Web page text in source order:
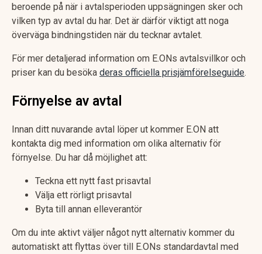
beroende på när i avtalsperioden uppsägningen sker och
vilken typ av avtal du har. Det är därför viktigt att noga
överväga bindningstiden när du tecknar avtalet.
För mer detaljerad information om E.ONs avtalsvillkor och
priser kan du besöka deras officiella prisjämförelseguide.
Förnyelse av avtal
Innan ditt nuvarande avtal löper ut kommer E.ON att
kontakta dig med information om olika alternativ för
förnyelse. Du har då möjlighet att:
Teckna ett nytt fast prisavtal
Välja ett rörligt prisavtal
Byta till annan elleverantör
Om du inte aktivt väljer något nytt alternativ kommer du
automatiskt att flyttas över till E.ONs standardavtal med